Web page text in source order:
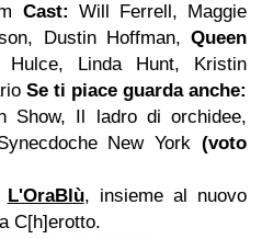
Cast: Will Ferrell, Maggie
Dustin Hoffman, Queen
Hulce, Linda Hunt, Kristin
Se ti piace guarda anche:
Show, Il ladro di orchidee,
New York (voto
L'OraBlù, insieme al nuovo
C[h]erotto.